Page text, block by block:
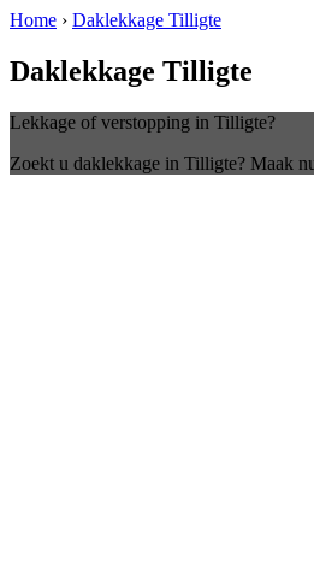
Home › Daklekkage Tilligte
Daklekkage Tilligte
Lekkage of verstopping in Tilligte?
Zoekt u daklekkage in Tilligte? Maak